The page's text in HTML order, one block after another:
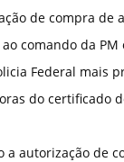
de compra de
comando da
Federal
do certificado
a autorização de